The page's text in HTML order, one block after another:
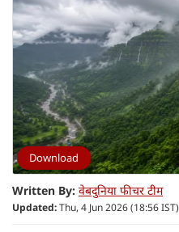
Download
Written By: वेबदुनिया फीचर टीम
Updated:Thu, 4 Jun 2026 (18:56 IST)